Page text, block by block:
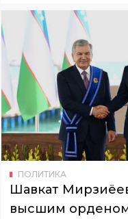
ПОЛИТИКА
Шавкат
высшим орденом
Кыргызстана
Глава нашего